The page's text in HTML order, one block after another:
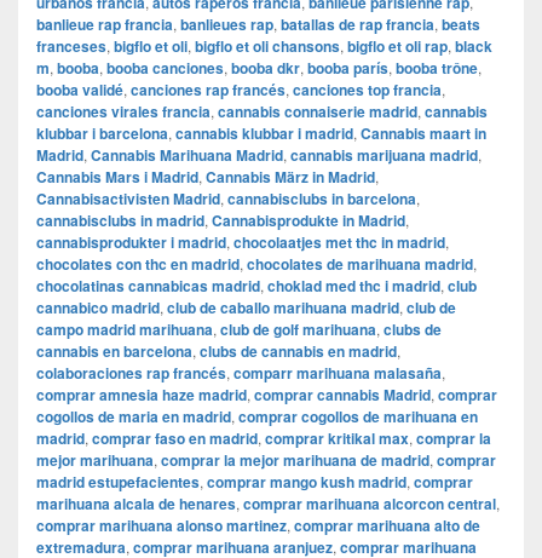
banlieue rap francia, banlieues rap, batallas de rap francia, beats
franceses, bigflo et oli, bigflo et oli chansons, bigflo et oli rap, black
m, booba, booba canciones, booba dkr, booba parís, booba trône,
booba validé, canciones rap francés, canciones top francia,
canciones virales francia, cannabis connaiserie madrid, cannabis
klubbar i barcelona, cannabis klubbar i madrid, Cannabis maart in
Madrid, Cannabis Marihuana Madrid, cannabis marijuana madrid,
Cannabis Mars i Madrid, Cannabis März in Madrid,
Cannabisactivisten Madrid, cannabisclubs in barcelona,
cannabisclubs in madrid, Cannabisprodukte in Madrid,
cannabisprodukter i madrid, chocolaatjes met thc in madrid,
chocolates con thc en madrid, chocolates de marihuana madrid,
chocolatinas cannabicas madrid, choklad med thc i madrid, club
cannabico madrid, club de caballo marihuana madrid, club de
campo madrid marihuana, club de golf marihuana, clubs de
cannabis en barcelona, clubs de cannabis en madrid,
colaboraciones rap francés, comparr marihuana malasaña,
comprar amnesia haze madrid, comprar cannabis Madrid, comprar
cogollos de maria en madrid, comprar cogollos de marihuana en
madrid, comprar faso en madrid, comprar kritikal max, comprar la
mejor marihuana, comprar la mejor marihuana de madrid, comprar
madrid estupefacientes, comprar mango kush madrid, comprar
marihuana alcala de henares, comprar marihuana alcorcon central,
comprar marihuana alonso martinez, comprar marihuana alto de
extremadura, comprar marihuana aranjuez, comprar marihuana